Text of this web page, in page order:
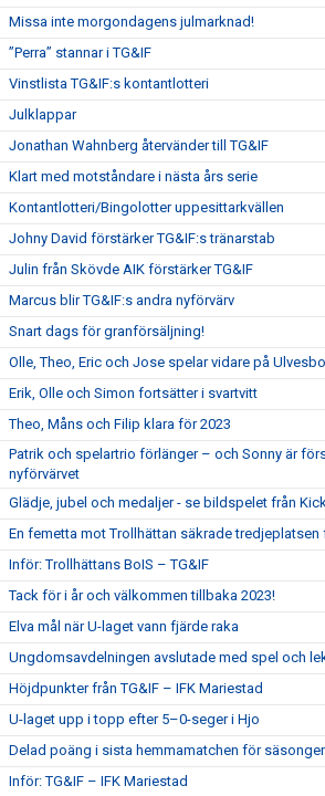
Missa inte morgondagens julmarknad!
”Perra” stannar i TG&IF
Vinstlista TG&IF:s kontantlotteri
Julklappar
Jonathan Wahnberg återvänder till TG&IF
Klart med motståndare i nästa års serie
Kontantlotteri/Bingolotter uppesittarkvällen
Johny David förstärker TG&IF:s tränarstab
Julin från Skövde AIK förstärker TG&IF
Marcus blir TG&IF:s andra nyförvärv
Snart dags för granförsäljning!
Olle, Theo, Eric och Jose spelar vidare på
Erik, Olle och Simon fortsätter i svartvitt
Theo, Måns och Filip klara för 2023
Patrik och spelartrio förlänger – och Sonny är
nyförvärvet
Glädje, jubel och medaljer - se bildspelet från
En femetta mot Trollhättan säkrade tredjeplatsen
Inför: Trollhättans BoIS – TG&IF
Tack för i år och välkommen tillbaka 2023!
Elva mål när U-laget vann fjärde raka
Ungdomsavdelningen avslutade med spel och
Höjdpunkter från TG&IF – IFK Mariestad
U-laget upp i topp efter 5–0-seger i Hjo
Delad poäng i sista hemmamatchen för
Inför: TG&IF – IFK Mariestad